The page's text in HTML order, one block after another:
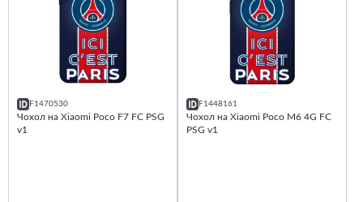
F1470530
Чохол на Xiaomi Poco F7 FC PSG
v1
F1448161
Чохол на Xiaomi Poco M6 4G FC
PSG v1